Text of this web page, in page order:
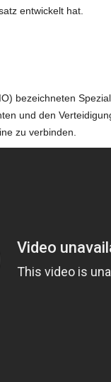
entwickelt hat.
bezeichneten
und den
zu verbinden.